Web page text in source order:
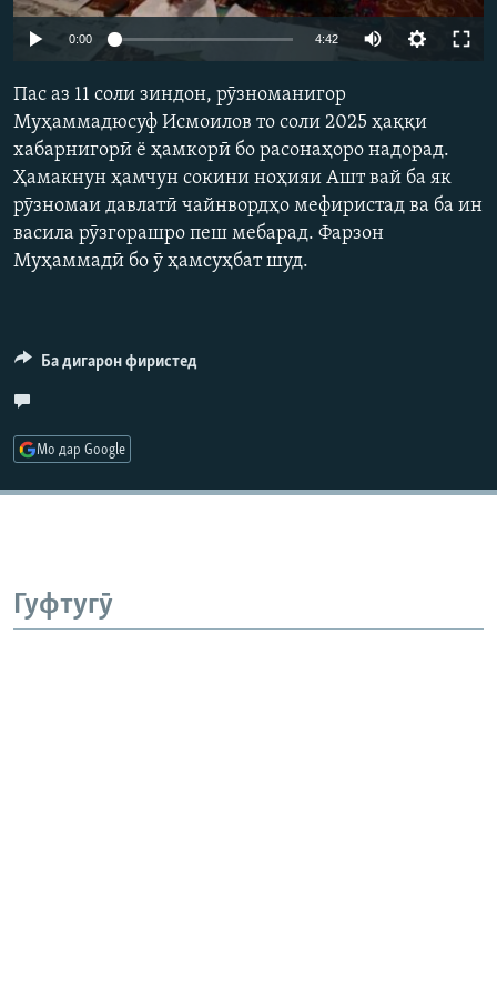
ГУЗОРИШҲОИ РАДИОӢ
Русский
ПАЙГИРӢ КУНЕД
Ҳамаи сомонаҳои RFE/RL
Auto 240p 480p
720p
0:00 4:42
480p
Пас аз 11 соли зиндон, рӯзноманигор
Муҳаммадюсуф Исмоилов то соли 2025 ҳаққи
хабарнигорӣ ё ҳамкорӣ бо расонаҳоро надорад.
Ҳамакнун ҳамчун сокини ноҳияи Ашт вай ба як
рӯзномаи давлатӣ чайнвордҳо мефиристад ва ба ин
васила рӯзгорашро пеш мебарад. Фарзон
Муҳаммадӣ бо ӯ ҳамсуҳбат шуд.
Ба дигарон фиристед
Мо дар Google
Гуфтугӯ